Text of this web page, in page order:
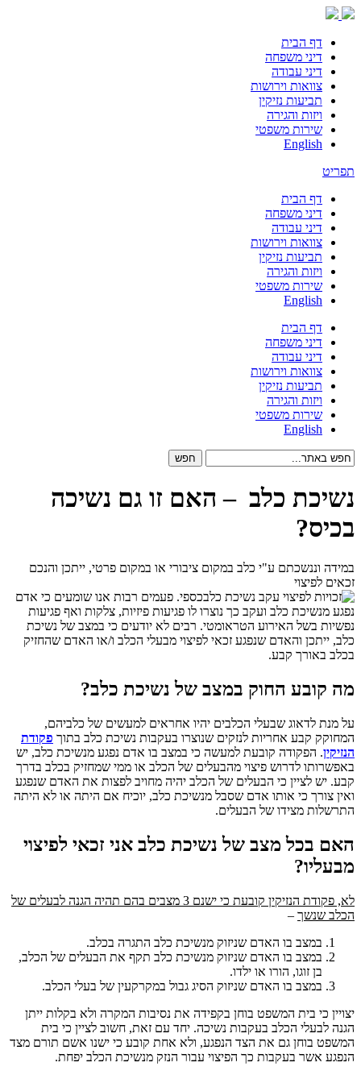
דף הבית
דיני משפחה
דיני עבודה
צוואות וירושות
תביעות נזיקין
ויזות והגירה
שירות משפטי
English
תפריט
דף הבית
דיני משפחה
דיני עבודה
צוואות וירושות
תביעות נזיקין
ויזות והגירה
שירות משפטי
English
דף הבית
דיני משפחה
דיני עבודה
צוואות וירושות
תביעות נזיקין
ויזות והגירה
שירות משפטי
English
נשיכת כלב – האם זו גם נשיכה
בכיס?
במידה וננשכתם ע"י כלב במקום ציבורי או במקום פרטי, ייתכן והנכם
זכאים לפיצוי
כספי. פעמים רבות אנו שומעים כי אדם
נפגע מנשיכת כלב ועקב כך נוצרו לו פגיעות פיזיות, צלקות ואף פגיעות
נפשיות בשל האירוע הטראומטי. רבים לא יודעים כי במצב של נשיכת
כלב, ייתכן והאדם שנפגע זכאי לפיצוי מבעלי הכלב ו/או האדם שהחזיק
בכלב באורך קבע.
מה קובע החוק במצב של נשיכת כלב?
על מנת לדאוג שבעלי הכלבים יהיו אחראים למעשים של כלביהם,
המחוקק קבע אחריות לנזקים שנוצרו בעקבות נשיכת כלב בתוך פקודת
הנזיקין. הפקודה קובעת למעשה כי במצב בו אדם נפגע מנשיכת כלב, יש
באפשרותו לדרוש פיצוי מהבעלים של הכלב או ממי שמחזיק בכלב בדרך
קבע. יש לציין כי הבעלים של הכלב יהיה מחויב לפצות את האדם שנפגע
ואין צורך כי אותו אדם שסבל מנשיכת כלב, יוכיח אם היתה או לא היתה
התרשלות מצידו של הבעלים.
האם בכל מצב של נשיכת כלב אני זכאי לפיצוי
מבעליו?
לא, פקודת הנזיקין קובעת כי ישנם 3 מצבים בהם תהיה הגנה לבעלים של
הכלב שנשך –
במצב בו האדם שניזוק מנשיכת כלב התגרה בכלב.
במצב בו האדם שניזוק מנשיכת כלב תקף את הבעלים של הכלב,
בן זוגו, הורו או ילדו.
במצב בו האדם שניזוק הסיג גבול במקרקעין של בעלי הכלב.
יצויין כי בית המשפט בוחן בקפידה את נסיבות המקרה ולא בקלות ייתן
הגנה לבעלי הכלב בעקבות נשיכה. יחד עם זאת, חשוב לציין כי בית
המשפט בוחן גם את הצד הנפגע, ולא אחת קובע כי ישנו אשם תורם מצד
הנפגע אשר בעקבות כך הפיצוי עבור הנזק מנשיכת הכלב יפחת.